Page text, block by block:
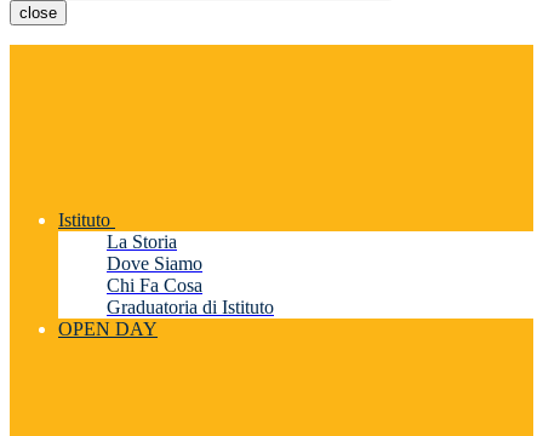
close
Istituto
La Storia
Dove Siamo
Chi Fa Cosa
Graduatoria di Istituto
OPEN DAY